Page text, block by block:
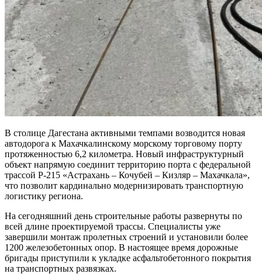
В столице Дагестана активными темпами возводится новая
автодорога к Махачкалинскому морскому торговому порту
протяженностью 6,2 километра. Новый инфраструктурный
объект напрямую соединит территорию порта с федеральной
трассой Р-215 «Астрахань – Кочубей – Кизляр – Махачкала»,
что позволит кардинально модернизировать транспортную
логистику региона.
На сегодняшний день строительные работы развернуты по
всей длине проектируемой трассы. Специалисты уже
завершили монтаж пролетных строений и установили более
1200 железобетонных опор. В настоящее время дорожные
бригады приступили к укладке асфальтобетонного покрытия
на транспортных развязках.